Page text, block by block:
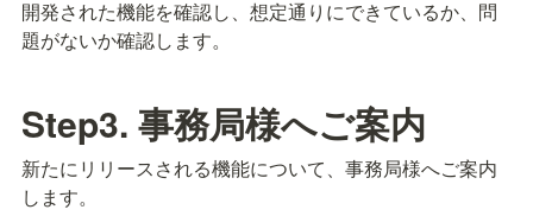
開発された機能を確認し、想定通りにできているか、問
題がないか確認します。
Step3. 事務局様へご案内
新たにリリースされる機能について、事務局様へご案内
します。